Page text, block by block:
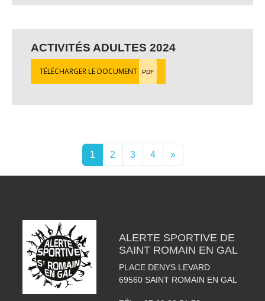
ACTIVITÉS ADULTES 2024
TÉLÉCHARGER LE DOCUMENT PDF
1 2 3 4 »
ALERTE SPORTIVE DE
SAINT ROMAIN EN GAL
PLACE DENYS LEVARD
69560 SAINT ROMAIN EN GAL